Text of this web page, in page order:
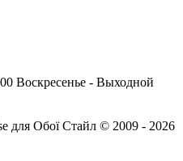
Воскресенье - Выходной
для Обої Стайл © 2009 - 2026